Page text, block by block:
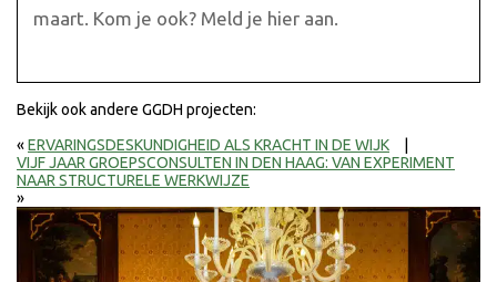
maart. Kom je ook? Meld je hier aan.
Bekijk ook andere GGDH projecten:
«ERVARINGSDESKUNDIGHEID ALS KRACHT IN DE WIJK
VIJF JAAR GROEPSCONSULTEN IN DEN HAAG: VAN EXPERIMENT
NAAR STRUCTURELE WERKWIJZE
»